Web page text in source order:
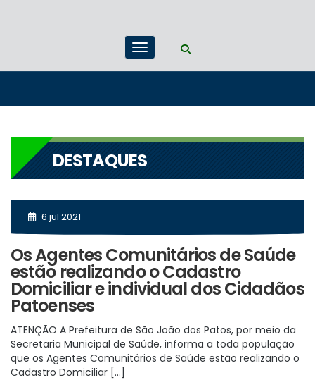
DESTAQUES
6 jul 2021
Os Agentes Comunitários de Saúde
estão realizando o Cadastro
Domiciliar e individual dos Cidadãos
Patoenses
ATENÇÃO A Prefeitura de São João dos Patos, por meio da
Secretaria Municipal de Saúde, informa a toda população
que os Agentes Comunitários de Saúde estão realizando o
Cadastro Domiciliar […]